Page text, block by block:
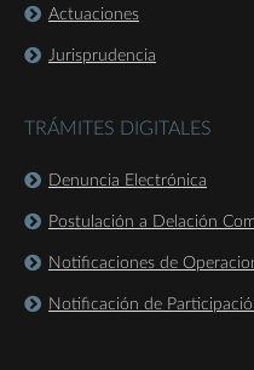
Actuaciones
Jurisprudencia
TRÁMITES DIGITALES
Denuncia Electrónica
Postulación a Delación
Notificaciones de
Notificación de